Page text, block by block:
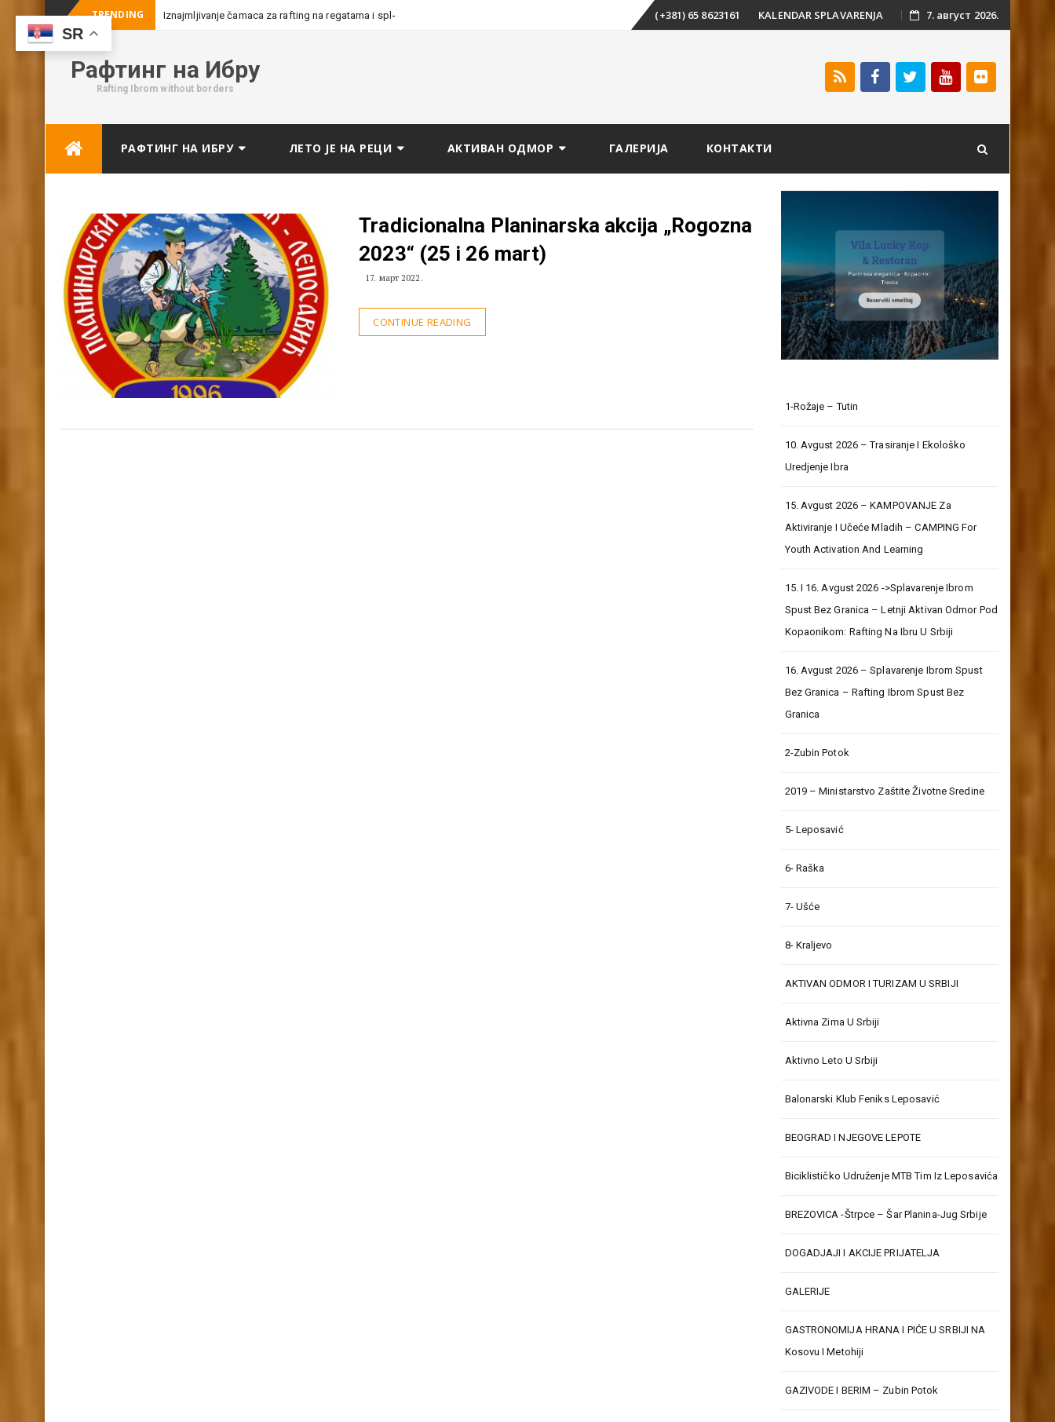
TRENDING Iznajmljivanje čamaca za rafting na regatama i splavarenju Skip
(+381) 65 8623161 KALENDAR SPLAVARENJA 7. август 2026.
Рафтинг на Ибру
Rafting Ibrom without borders
РАФТИНГ НА ИБРУ ЛЕТО ЈЕ НА РЕЦИ АКТИВАН ОДМОР ГАЛЕРИЈА КОНТАКТИ
Tradicionalna Planinarska akcija „Rogozna
2023“ (25 i 26 mart)
17. март 2022.
CONTINUE READING
1-Rožaje – Tutin
10. Avgust 2026 – Trasiranje I Ekološko
Uredjenje Ibra
15. Avgust 2026 – KAMPOVANJE Za
Aktiviranje I Učeće Mladih – CAMPING For
Youth Activation And Learning
15. I 16. Avgust 2026 ->Splavarenje Ibrom
Spust Bez Granica – Letnji Aktivan Odmor Pod
Kopaonikom: Rafting Na Ibru U Srbiji
16. Avgust 2026 – Splavarenje Ibrom Spust
Bez Granica – Rafting Ibrom Spust Bez
Granica
2-Zubin Potok
2019 – Ministarstvo Zaštite Životne Sredine
5- Leposavić
6- Raška
7- Ušće
8- Kraljevo
AKTIVAN ODMOR I TURIZAM U SRBIJI
Aktivna Zima U Srbiji
Aktivno Leto U Srbiji
Balonarski Klub Feniks Leposavić
BEOGRAD I NJEGOVE LEPOTE
Biciklističko Udruženje MTB Tim Iz Leposavića
BREZOVICA -Štrpce – Šar Planina-Jug Srbije
DOGADJAJI I AKCIJE PRIJATELJA
GALERIJE
GASTRONOMIJA HRANA I PIĆE U SRBIJI NA
Kosovu I Metohiji
GAZIVODE I BERIM – Zubin Potok
SR